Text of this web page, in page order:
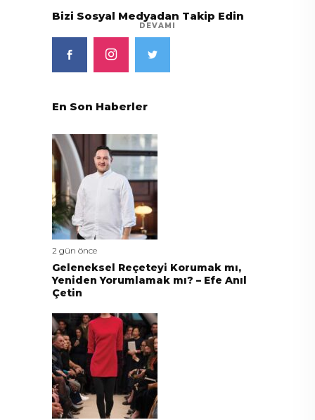
DEVAMI
Bizi Sosyal Medyadan Takip Edin
En Son Haberler
2 gün önce
Geleneksel Reçeteyi Korumak mı,
Yeniden Yorumlamak mı? – Efe Anıl
Çetin